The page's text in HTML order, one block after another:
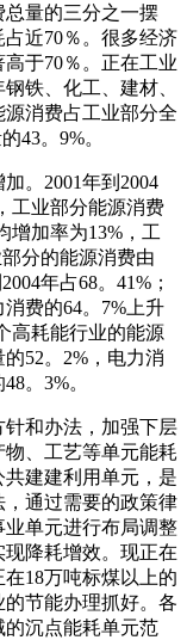
量的三分之一摆
近70％。很多经济
于70％。正在工业
铁、化工、建材、
消费占工业部分全
43。9%。
。2001年到2004
工业部分能源消费
增加率为13%，工
分的能源消费由
年占68。41%；
费的64。7%上升
高耗能行业的能源
52。2%，电力消
。3%。
和办法，加强下层
、工艺等单元能耗
建建利用单元，是
通过需要的政策律
单元进行布局调整
降耗增效。现正在
18万吨标煤以上的
节能办理抓好。各
沉点能耗单元范